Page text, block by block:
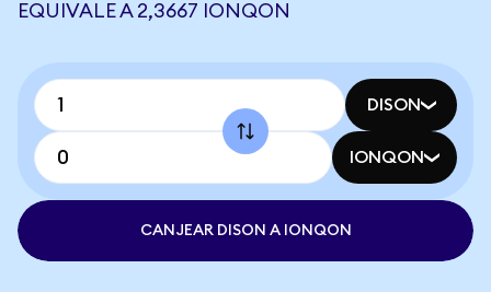
EQUIVALE A 2,3667 IONQON
DISON
IONQON
CANJEAR DISON A IONQON